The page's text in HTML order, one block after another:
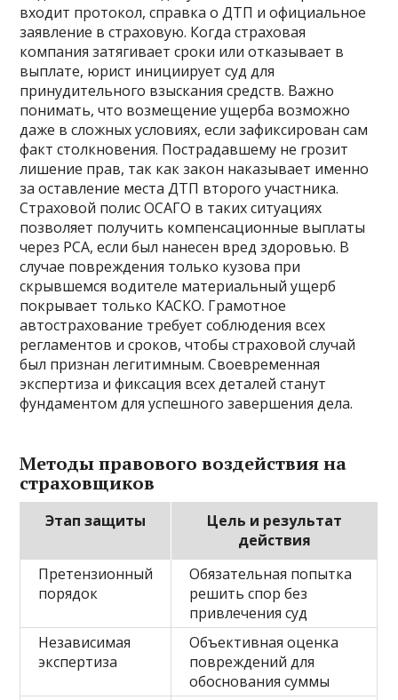
входит протокол, справка о ДТП и официальное
заявление в страховую. Когда страховая
компания затягивает сроки или отказывает в
выплате, юрист инициирует суд для
принудительного взыскания средств. Важно
понимать, что возмещение ущерба возможно
даже в сложных условиях, если зафиксирован сам
факт столкновения. Пострадавшему не грозит
лишение прав, так как закон наказывает именно
за оставление места ДТП второго участника.
Страховой полис ОСАГО в таких ситуациях
позволяет получить компенсационные выплаты
через РСА, если был нанесен вред здоровью. В
случае повреждения только кузова при
скрывшемся водителе материальный ущерб
покрывает только КАСКО. Грамотное
автострахование требует соблюдения всех
регламентов и сроков, чтобы страховой случай
был признан легитимным. Своевременная
экспертиза и фиксация всех деталей станут
фундаментом для успешного завершения дела.
Методы правового воздействия на
страховщиков
Этап защиты
Цель и результат
действия
Претензионный
порядок
Обязательная попытка
решить спор без
привлечения суд
Независимая
экспертиза
Объективная оценка
повреждений для
обоснования суммы